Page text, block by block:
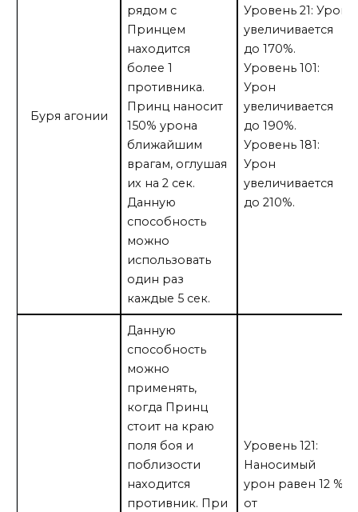
Буря агонии
рядом с
Принцем
находится
более 1
противника.
Принц наносит
150% урона
ближайшим
врагам, оглушая
их на 2 сек.
Данную
способность
можно
использовать
один раз
каждые 5 сек.
Уровень 21: Урон
увеличивается
до 170%.
Уровень 101:
Урон
увеличивается
до 190%.
Уровень 181:
Урон
увеличивается
до 210%.
Данную
способность
можно
применять,
когда Принц
стоит на краю
поля боя и
поблизости
находится
противник. При
Уровень 121:
Наносимый
урон равен 12 %
от